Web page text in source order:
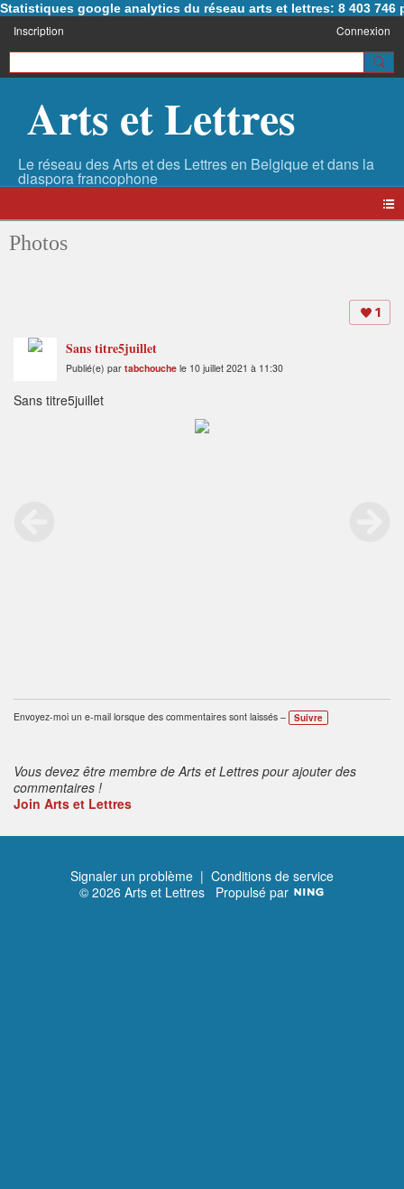
Statistiques google analytics du réseau arts et lettres: 8 403 746
Inscription Connexion
Arts et Lettres
Photos
1
Sans titre5juillet
Publié(e) par tabchouche le 10 juillet 2021 à 11:30
Sans titre5juillet
Envoyez-moi un e-mail lorsque des commentaires sont laissés – Suivre
Vous devez être membre de Arts et Lettres pour ajouter des
commentaires !
Join Arts et Lettres
Signaler un problème | Conditions de service
© 2026 Arts et Lettres Propulsé par